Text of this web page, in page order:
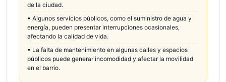
de la ciudad.
• Algunos servicios públicos, como el suministro de agua y
energía, pueden presentar interrupciones ocasionales,
afectando la calidad de vida.
• La falta de mantenimiento en algunas calles y espacios
públicos puede generar incomodidad y afectar la movilidad
en el barrio.